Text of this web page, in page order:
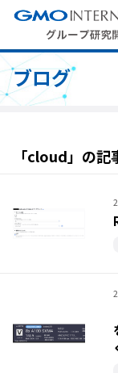
ブログ
「cloud」の記